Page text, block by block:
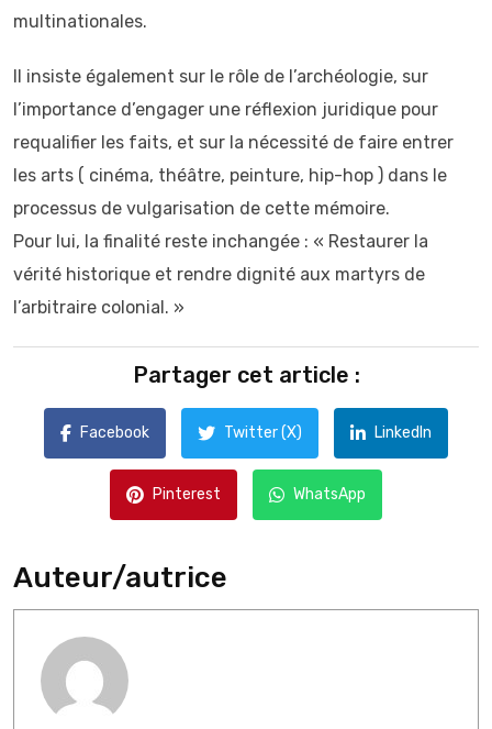
multinationales.
Il insiste également sur le rôle de l’archéologie, sur
l’importance d’engager une réflexion juridique pour
requalifier les faits, et sur la nécessité de faire entrer
les arts ( cinéma, théâtre, peinture, hip-hop ) dans le
processus de vulgarisation de cette mémoire.
Pour lui, la finalité reste inchangée : « Restaurer la
vérité historique et rendre dignité aux martyrs de
l’arbitraire colonial. »
Partager cet article :
Facebook Twitter (X) LinkedIn
Pinterest WhatsApp
Auteur/autrice